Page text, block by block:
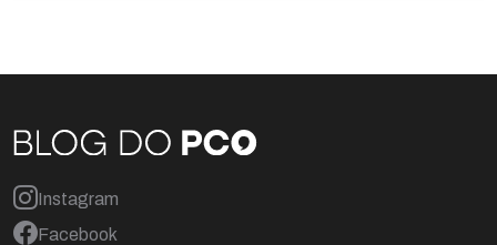
Instagram
Facebook